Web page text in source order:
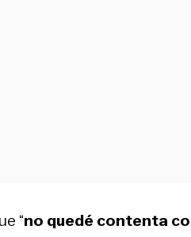
“no quedé contenta